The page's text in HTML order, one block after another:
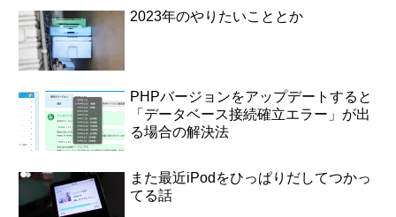
2023年のやりたいこととか
PHPバージョンをアップデートすると
「データベース接続確立エラー」が出
る場合の解決法
また最近iPodをひっぱりだしてつかっ
てる話